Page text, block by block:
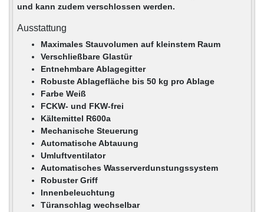
und kann zudem verschlossen werden.
Ausstattung
Maximales Stauvolumen auf kleinstem Raum
Verschließbare Glastür
Entnehmbare Ablagegitter
Robuste Ablagefläche bis 50 kg pro Ablage
Farbe Weiß
FCKW- und FKW-frei
Kältemittel R600a
Mechanische Steuerung
Automatische Abtauung
Umluftventilator
Automatisches Wasserverdunstungssystem
Robuster Griff
Innenbeleuchtung
Türanschlag wechselbar